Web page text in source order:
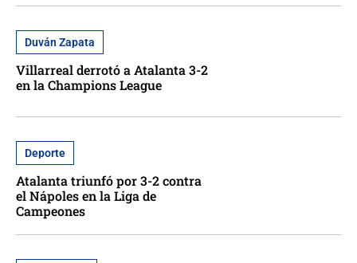
Duván Zapata
Villarreal derrotó a Atalanta 3-2
en la Champions League
Deporte
Atalanta triunfó por 3-2 contra
el Nápoles en la Liga de
Campeones